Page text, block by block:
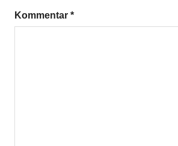
Kommentar *